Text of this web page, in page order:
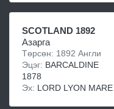
SCOTLAND 1892
Азарга
Төрсөн: 1892 Англи
Эцэг: BARCALDINE
1878
Эх: LORD LYON MARE